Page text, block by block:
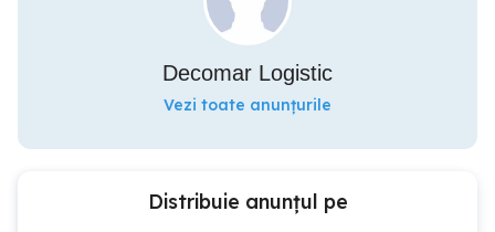
Decomar Logistic
Vezi toate anunțurile
Distribuie anunțul pe